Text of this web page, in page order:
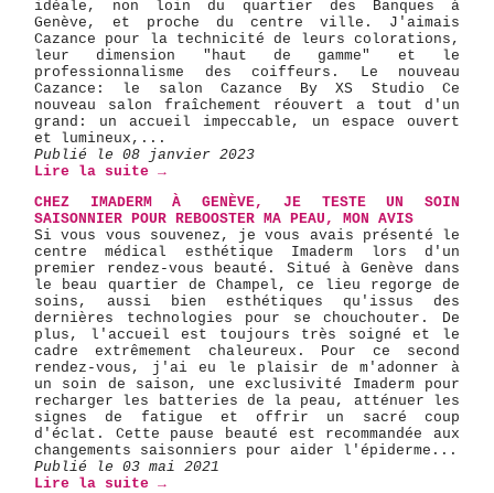
idéale, non loin du quartier des Banques à
Genève, et proche du centre ville. J'aimais
Cazance pour la technicité de leurs colorations,
leur dimension "haut de gamme" et le
professionnalisme des coiffeurs. Le nouveau
Cazance: le salon Cazance By XS Studio Ce
nouveau salon fraîchement réouvert a tout d'un
grand: un accueil impeccable, un espace ouvert
et lumineux,...
Publié le 08 janvier 2023
Lire la suite →
CHEZ IMADERM À GENÈVE, JE TESTE UN SOIN
SAISONNIER POUR REBOOSTER MA PEAU, MON AVIS
Si vous vous souvenez, je vous avais présenté le
centre médical esthétique Imaderm lors d'un
premier rendez-vous beauté. Situé à Genève dans
le beau quartier de Champel, ce lieu regorge de
soins, aussi bien esthétiques qu'issus des
dernières technologies pour se chouchouter. De
plus, l'accueil est toujours très soigné et le
cadre extrêmement chaleureux. Pour ce second
rendez-vous, j'ai eu le plaisir de m'adonner à
un soin de saison, une exclusivité Imaderm pour
recharger les batteries de la peau, atténuer les
signes de fatigue et offrir un sacré coup
d'éclat. Cette pause beauté est recommandée aux
changements saisonniers pour aider l'épiderme...
Publié le 03 mai 2021
Lire la suite →